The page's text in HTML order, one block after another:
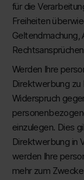
für die
Freiheiten
Geltendmachung,
Werden Ihre
Direktwerbung zu
Widerspruch
einzulegen. Dies
Direktwerbung in
werden Ihre
mehr zum